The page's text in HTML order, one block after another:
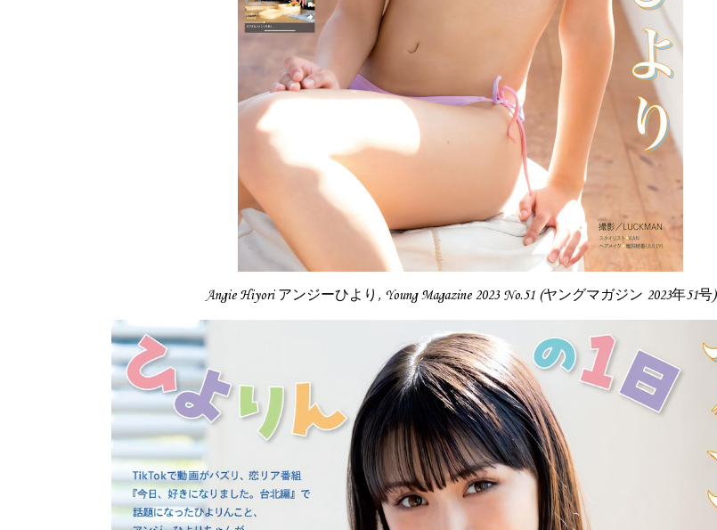
Angie Hiyori アンジーひより, Young Magazine 2023 No.51 (ヤングマガジン 2023年51号)